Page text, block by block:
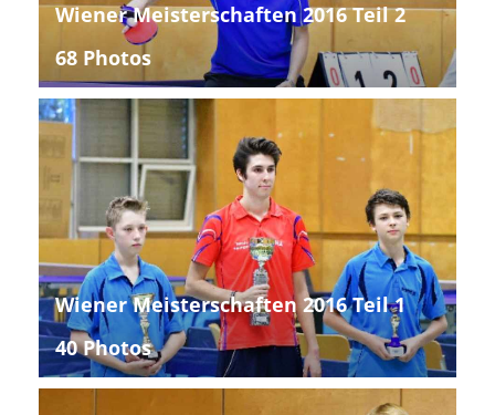
Wiener Meisterschaften 2016 Teil 2
68 Photos
Wiener Meisterschaften 2016 Teil 1
40 Photos